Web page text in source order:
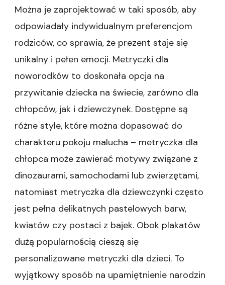
Można je zaprojektować w taki sposób, aby
odpowiadały indywidualnym preferencjom
rodziców, co sprawia, że prezent staje się
unikalny i pełen emocji. Metryczki dla
noworodków to doskonała opcja na
przywitanie dziecka na świecie, zarówno dla
chłopców, jak i dziewczynek. Dostępne są
różne style, które można dopasować do
charakteru pokoju malucha – metryczka dla
chłopca może zawierać motywy związane z
dinozaurami, samochodami lub zwierzętami,
natomiast metryczka dla dziewczynki często
jest pełna delikatnych pastelowych barw,
kwiatów czy postaci z bajek. Obok plakatów
dużą popularnością cieszą się
personalizowane metryczki dla dzieci. To
wyjątkowy sposób na upamiętnienie narodzin